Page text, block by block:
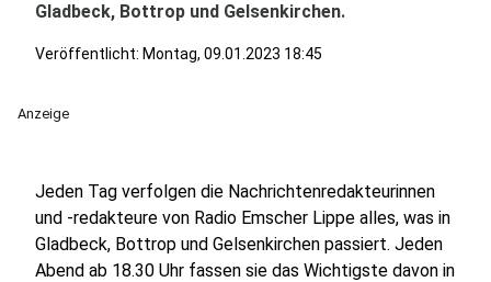
Gladbeck, Bottrop und Gelsenkirchen.
Veröffentlicht: Montag, 09.01.2023 18:45
Anzeige
Jeden Tag verfolgen die Nachrichtenredakteurinnen
und -redakteure von Radio Emscher Lippe alles, was in
Gladbeck, Bottrop und Gelsenkirchen passiert. Jeden
Abend ab 18.30 Uhr fassen sie das Wichtigste davon in